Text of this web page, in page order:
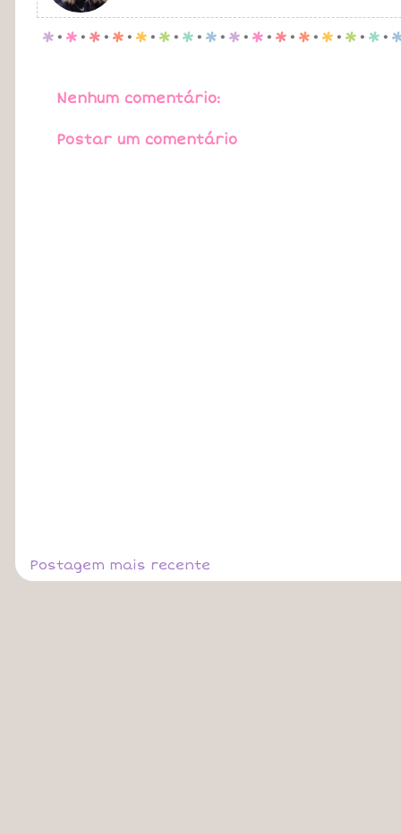
p . p . p . p . p . p . p . p . p . p . p . p . p . p . p .
Nenhum comentário:
Postar um comentário
Postagem mais recente